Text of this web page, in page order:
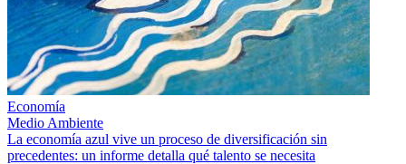
Economía
Medio Ambiente
La economía azul vive un proceso de diversificación sin
precedentes: un informe detalla qué talento se necesita